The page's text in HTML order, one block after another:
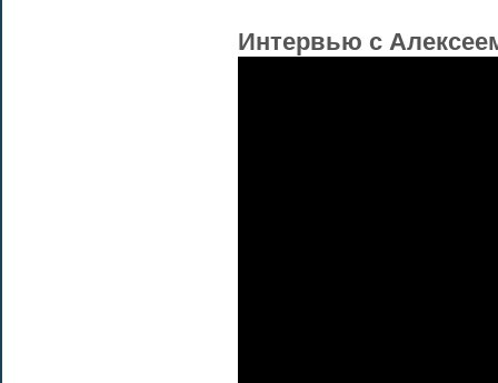
Интервью с